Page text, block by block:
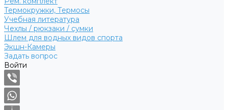
Термокружки, Термосы
Учебная литература
Чехлы / рюкзаки / сумки
Шлем для водных видов спорта
Экшн-Камеры
Задать вопрос
Войти